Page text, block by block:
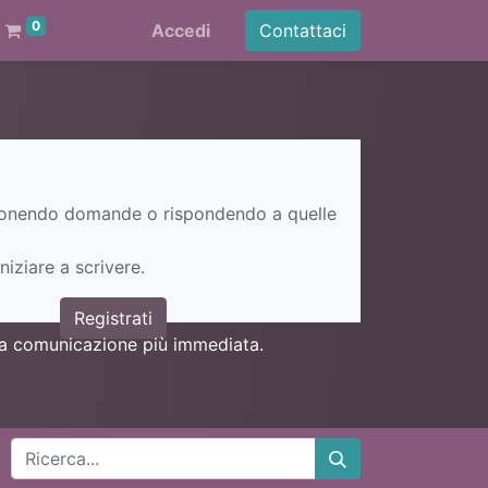
0 Accedi Contattaci
domande o rispondendo a quelle
a scrivere.
Registrati
comunicazione più immediata.